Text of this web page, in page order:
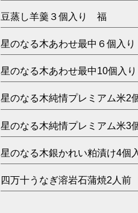
豆蒸し羊羹３個入り 福
星のなる木あわせ最中６個入り
星のなる木あわせ最中10個入り
星のなる木純情プレミアム米2
星のなる木純情プレミアム米3
星のなる木銀かれい粕漬け4個
四万十うなぎ溶岩石蒲焼2人前